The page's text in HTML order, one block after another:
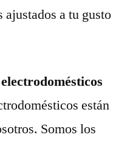
a tu gusto
están
Somos los